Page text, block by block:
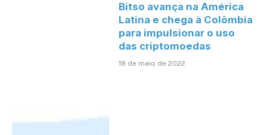
Bitso avança na América
Latina e chega à Colômbia
para impulsionar o uso
das criptomoedas
18 de maio de 2022